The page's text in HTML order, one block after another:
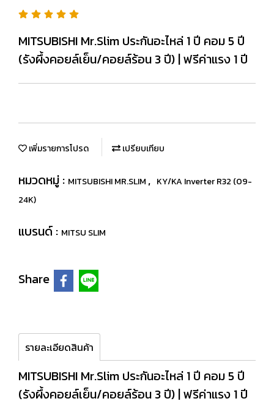
MITSUBISHI Mr.Slim ประกันอะไหล่ 1 ปี คอม 5 ปี
(รังผึ้งคอยล์เย็น/คอยล์ร้อน 3 ปี) | ฟรีค่าแรง 1 ปี
เพิ่มรายการโปรด เปรียบเทียบ
หมวดหมู่ : MITSUBISHI MR.SLIM , KY/KA Inverter R32 (09-
24K)
แบรนด์ : MITSU SLIM
Share
รายละเอียดสินค้า
MITSUBISHI Mr.Slim ประกันอะไหล่ 1 ปี คอม 5 ปี
(รังผึ้งคอยล์เย็น/คอยล์ร้อน 3 ปี) | ฟรีค่าแรง 1 ปี